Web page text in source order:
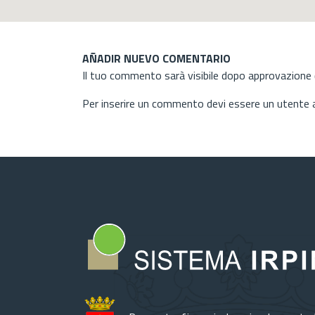
AÑADIR NUEVO COMENTARIO
Il tuo commento sarà visibile dopo approvazione
Per inserire un commento devi essere un